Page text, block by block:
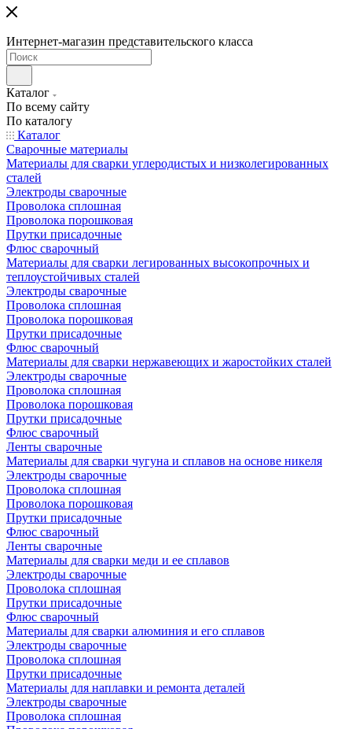
Интернет-магазин представительского класса
Каталог
По всему сайту
По каталогу
Каталог
Сварочные материалы
Материалы для сварки углеродистых и низколегированных
сталей
Электроды сварочные
Проволока сплошная
Проволока порошковая
Прутки присадочные
Флюс сварочный
Материалы для сварки легированных высокопрочных и
теплоустойчивых сталей
Электроды сварочные
Проволока сплошная
Проволока порошковая
Прутки присадочные
Флюс сварочный
Материалы для сварки нержавеющих и жаростойких сталей
Электроды сварочные
Проволока сплошная
Проволока порошковая
Прутки присадочные
Флюс сварочный
Ленты сварочные
Материалы для сварки чугуна и сплавов на основе никеля
Электроды сварочные
Проволока сплошная
Проволока порошковая
Прутки присадочные
Флюс сварочный
Ленты сварочные
Материалы для сварки меди и ее сплавов
Электроды сварочные
Проволока сплошная
Прутки присадочные
Флюс сварочный
Материалы для сварки алюминия и его сплавов
Электроды сварочные
Проволока сплошная
Прутки присадочные
Материалы для наплавки и ремонта деталей
Электроды сварочные
Проволока сплошная